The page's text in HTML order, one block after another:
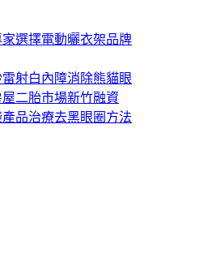
選擇電動曬衣架品牌
射白內障消除熊貓眼
二胎市場新竹融資
品治療去黑眼圈方法